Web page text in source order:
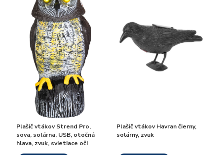
Plašič vtákov Strend Pro,
sova, solárna, USB, otočná
hlava, zvuk, svietiace oči
Plašič vtákov Havran čierny,
solárny, zvuk